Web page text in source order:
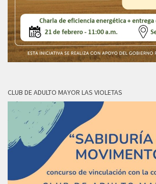
CLUB DE ADULTO MAYOR LAS VIOLETAS